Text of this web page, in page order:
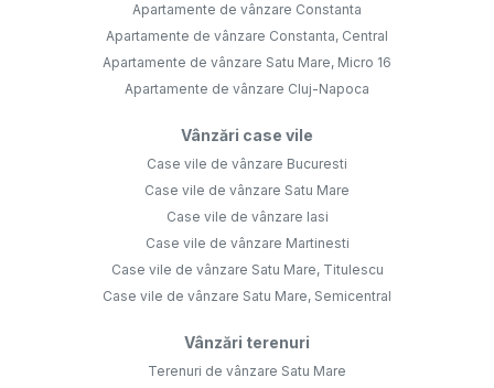
Apartamente de vânzare Constanta
Apartamente de vânzare Constanta, Central
Apartamente de vânzare Satu Mare, Micro 16
Apartamente de vânzare Cluj-Napoca
Vânzări case vile
Case vile de vânzare Bucuresti
Case vile de vânzare Satu Mare
Case vile de vânzare Iasi
Case vile de vânzare Martinesti
Case vile de vânzare Satu Mare, Titulescu
Case vile de vânzare Satu Mare, Semicentral
Vânzări terenuri
Terenuri de vânzare Satu Mare